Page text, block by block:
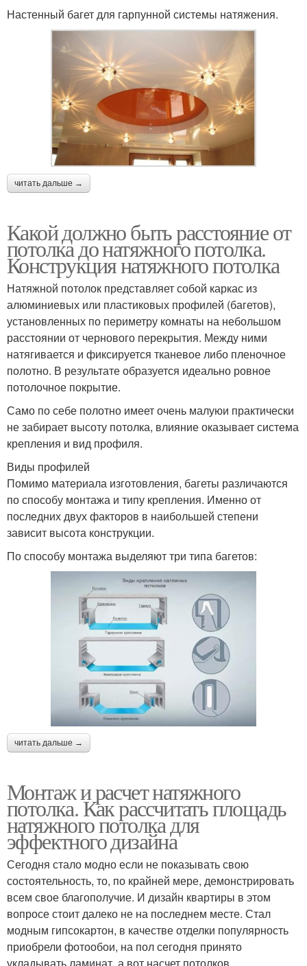
Настенный багет для гарпунной системы натяжения.
читать дальше →
Какой должно быть расстояние от
потолка до натяжного потолка.
Конструкция натяжного потолка
Натяжной потолок представляет собой каркас из
алюминиевых или пластиковых профилей (багетов),
установленных по периметру комнаты на небольшом
расстоянии от чернового перекрытия. Между ними
натягивается и фиксируется тканевое либо пленочное
полотно. В результате образуется идеально ровное
потолочное покрытие.
Само по себе полотно имеет очень малуюи практически
не забирает высоту потолка, влияние оказывает система
крепления и вид профиля.
Виды профилей
Помимо материала изготовления, багеты различаются
по способу монтажа и типу крепления. Именно от
последних двух факторов в наибольшей степени
зависит высота конструкции.
По способу монтажа выделяют три типа багетов:
читать дальше →
Монтаж и расчет натяжного
потолка. Как рассчитать площадь
натяжного потолка для
эффектного дизайна
Сегодня стало модно если не показывать свою
состоятельность, то, по крайней мере, демонстрировать
всем свое благополучие. И дизайн квартиры в этом
вопросе стоит далеко не на последнем месте. Стал
модным гипсокартон, в качестве отделки популярность
приобрели фотообои, на пол сегодня принято
укладывать ламинат, а вот насчет потолков